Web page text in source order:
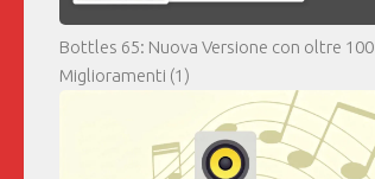
Bottles 65: Nuova Versione con oltre 100
Miglioramenti (1)